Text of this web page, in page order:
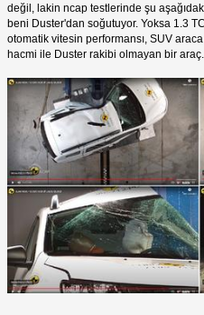
değil, lakin ncap testlerinde şu
beni Duster'dan soğutuyor. Yoksa 1.3
otomatik vitesin performansı, SUV
hacmi ile Duster rakibi olmayan bir araç.